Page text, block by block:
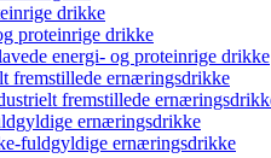
drikke
proteinrige drikke
energi- og proteinrige drikke
fremstillede ernæringsdrikke
fremstillede
ernæringsdrikke
fuldgyldige ernæringsdrikke